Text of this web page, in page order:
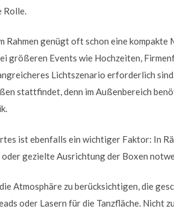
Rahmen genügt oft schon eine kompakte
größeren Events wie Hochzeiten,
Lichtszenario erforderlich
stattfindet, denn im Außenbereich
ist ebenfalls ein wichtiger Faktor: In
gezielte Ausrichtung der Boxen
Atmosphäre zu berücksichtigen, die
oder Lasern für die Tanzfläche. Nicht